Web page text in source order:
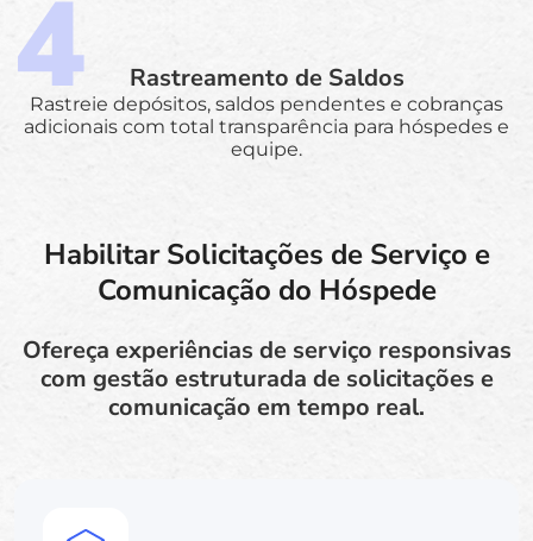
Rastreamento de Saldos
Rastreie depósitos, saldos pendentes e cobranças
adicionais com total transparência para hóspedes e
equipe.
Habilitar Solicitações de Serviço e
Comunicação do Hóspede
Ofereça experiências de serviço responsivas
com gestão estruturada de solicitações e
comunicação em tempo real.